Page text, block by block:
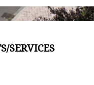
SERVICES